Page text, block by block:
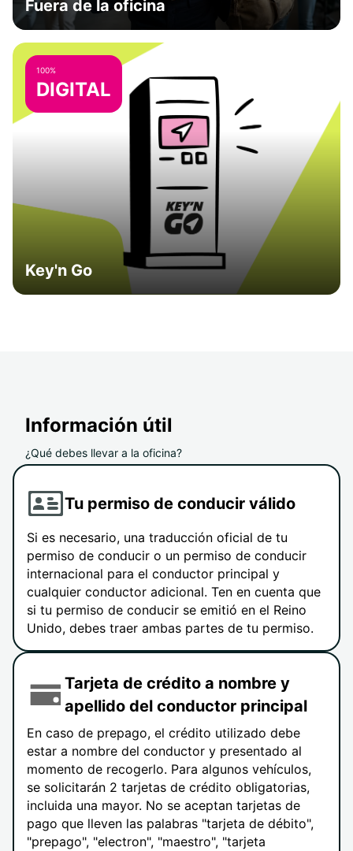
Fuera de la oficina
100%
DIGITAL
Key'n Go
Información útil
¿Qué debes llevar a la oficina?
Tu permiso de conducir válido
Si es necesario, una traducción oficial de tu
permiso de conducir o un permiso de conducir
internacional para el conductor principal y
cualquier conductor adicional. Ten en cuenta que
si tu permiso de conducir se emitió en el Reino
Unido, debes traer ambas partes de tu permiso.
Tarjeta de crédito a nombre y
apellido del conductor principal
En caso de prepago, el crédito utilizado debe
estar a nombre del conductor y presentado al
momento de recogerlo. Para algunos vehículos,
se solicitarán 2 tarjetas de crédito obligatorias,
incluida una mayor. No se aceptan tarjetas de
pago que lleven las palabras "tarjeta de débito",
"prepago", "electron", "maestro", "tarjeta